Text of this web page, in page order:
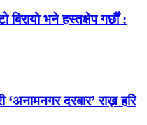
भने हस्तक्षेप गर्छौं :
‘अनामनगर दरबार’ राख्न हरि